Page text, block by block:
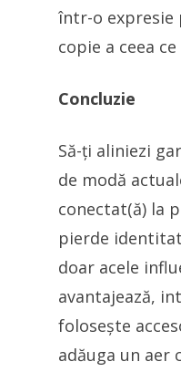
într-o expresie
copie a ceea
Concluzie
Să-ți aliniezi
de modă
conectat(ă) la
pierde
doar acele
avantajează,
folosește
adăuga un aer